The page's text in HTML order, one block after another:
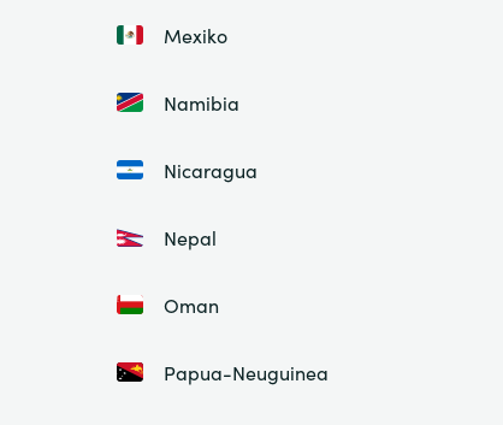
Mexiko
Namibia
Nicaragua
Nepal
Oman
Papua-Neuguinea